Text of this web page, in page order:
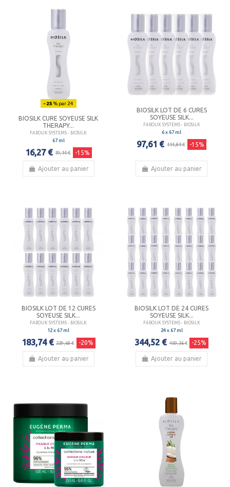
- 25% par 24
BIOSILK CURE SOYEUSE SILK
THERAPY...
FAROUK SYSTEMS - BIOSILK
67 ml
16,27 € 19,14 € -15%
Ajouter au panier
BIOSILK LOT DE 6 CURES
SOYEUSE SILK...
FAROUK SYSTEMS - BIOSILK
6 x 67 ml
97,61 € 114,84 € -15%
Ajouter au panier
BIOSILK LOT DE 12 CURES
SOYEUSE SILK...
FAROUK SYSTEMS - BIOSILK
12 x 67 ml
183,74 € 229,68 € -20%
Ajouter au panier
BIOSILK LOT DE 24 CURES
SOYEUSE SILK...
FAROUK SYSTEMS - BIOSILK
24 x 67 ml
344,52 € 459,36 € -25%
Ajouter au panier